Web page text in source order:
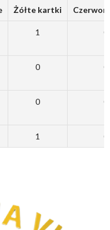
Żółte kartki
1 0
0 0
0 0
1 0